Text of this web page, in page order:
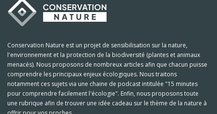
Conservation Nature est un projet de sensibilisation sur la nature,
l'environnement et la protection de la biodiversité (plantes et animaux
menacés). Nous proposons de nombreux articles afin que chacun puisse
comprendre les principaux enjeux écologiques. Nous traitons
notamment ces sujets via une chaine de podcast intitulée "15 minutes
pour comprendre facilement l'écologie". Enfin, nous proposons toute
une rubrique afin de trouver une idée cadeau sur le thème de la nature à